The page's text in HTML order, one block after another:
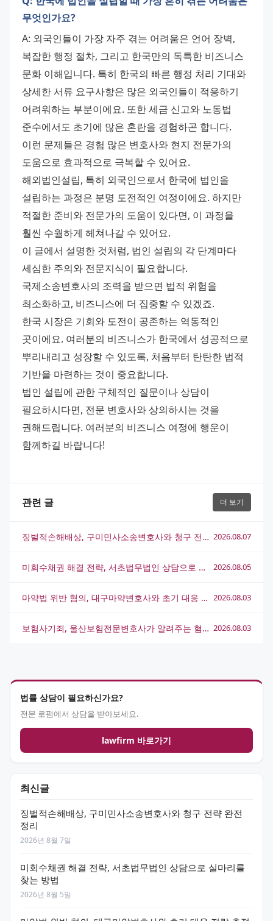
법률 상담이 필요하신가요?
전문 로펌에서 상담을 받아보세요.
lawfirm 바로가기
최신글
징벌적손해배상, 구미민사소송변호사와 청구 전략 완전
정리
2026년 8월 7일
미회수채권 해결 전략, 서초법무법인 상담으로 실마리를
찾는 방법
2026년 8월 5일
무엇인가요?
A: 외국인들이 가장 자주 겪는 어려움은 언어 장벽,
복잡한 행정 절차, 그리고 한국만의 독특한 비즈니스
문화 이해입니다. 특히 한국의 빠른 행정 처리 기대와
상세한 서류 요구사항은 많은 외국인들이 적응하기
어려워하는 부분이에요. 또한 세금 신고와 노동법
준수에서도 초기에 많은 혼란을 경험하곤 합니다.
이런 문제들은 경험 많은 변호사와 현지 전문가의
도움으로 효과적으로 극복할 수 있어요.
해외법인설립, 특히 외국인으로서 한국에 법인을
설립하는 과정은 분명 도전적인 여정이에요. 하지만
적절한 준비와 전문가의 도움이 있다면, 이 과정을
훨씬 수월하게 헤쳐나갈 수 있어요.
이 글에서 설명한 것처럼, 법인 설립의 각 단계마다
세심한 주의와 전문지식이 필요합니다.
국제소송변호사의 조력을 받으면 법적 위험을
최소화하고, 비즈니스에 더 집중할 수 있겠죠.
한국 시장은 기회와 도전이 공존하는 역동적인
곳이에요. 여러분의 비즈니스가 한국에서 성공적으로
뿌리내리고 성장할 수 있도록, 처음부터 탄탄한 법적
기반을 마련하는 것이 중요합니다.
법인 설립에 관한 구체적인 질문이나 상담이
필요하시다면, 전문 변호사와 상의하시는 것을
권해드립니다. 여러분의 비즈니스 여정에 행운이
함께하길 바랍니다!
관련 글 더 보기
징벌적손해배상, 구미민사소송변호사와 청구 전략 완전 정리 2026.08.07
미회수채권 해결 전략, 서초법무법인 상담으로 실마리를 찾는 방법 2026.08.05
마약법 위반 혐의, 대구마약변호사와 초기 대응 전략 총정리 2026.08.03
보험사기죄, 울산보험전문변호사가 알려주는 혐의 대응 전략 2026.08.03